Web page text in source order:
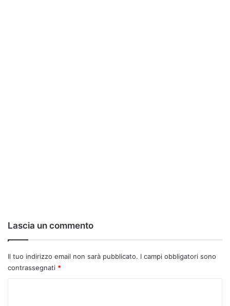
Lascia un commento
Il tuo indirizzo email non sarà pubblicato. I campi obbligatori sono
contrassegnati *